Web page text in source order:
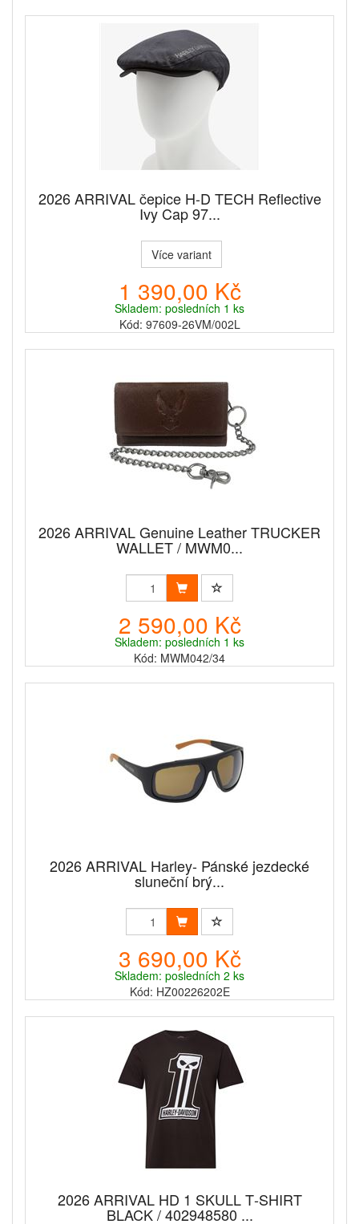
2026 ARRIVAL čepice H-D TECH Reflective
Ivy Cap 97...
Více variant
1 390,00 Kč
Skladem: posledních 1 ks
Kód: 97609-26VM/002L
2026 ARRIVAL Genuine Leather TRUCKER
WALLET / MWM0...
2 590,00 Kč
Skladem: posledních 1 ks
Kód: MWM042/34
2026 ARRIVAL Harley- Pánské jezdecké
sluneční brý...
3 690,00 Kč
Skladem: posledních 2 ks
Kód: HZ00226202E
2026 ARRIVAL HD 1 SKULL T‑SHIRT
BLACK / 402948580 ...